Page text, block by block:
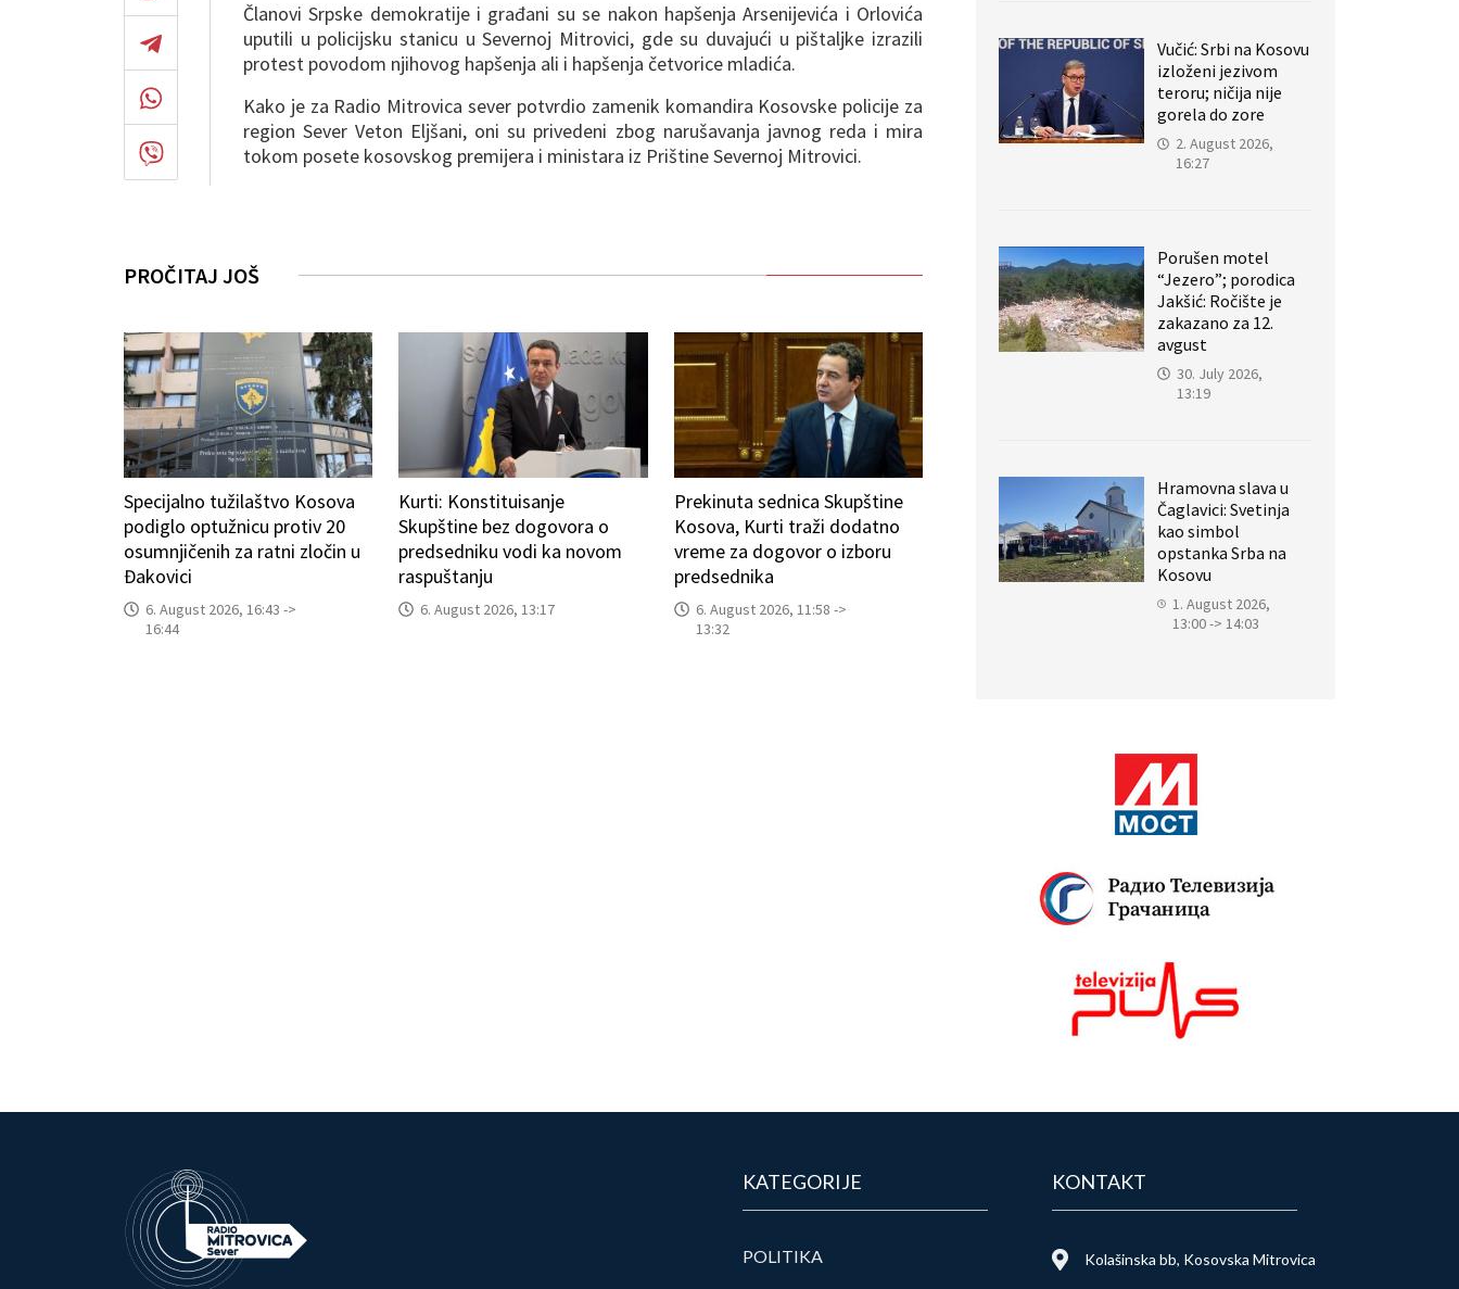
Članovi Srpske demokratije i građani su se nakon hapšenja Arsenijevića i Orlovića
uputili u policijsku stanicu u Severnoj Mitrovici, gde su duvajući u pištaljke izrazili
protest povodom njihovog hapšenja ali i hapšenja četvorice mladića.
Kako je za Radio Mitrovica sever potvrdio zamenik komandira Kosovske policije za
region Sever Veton Eljšani, oni su privedeni zbog narušavanja javnog reda i mira
tokom posete kosovskog premijera i ministara iz Prištine Severnoj Mitrovici.
PROČITAJ JOŠ
Specijalno tužilaštvo Kosova
podiglo optužnicu protiv 20
osumnjičenih za ratni zločin u
Đakovici
6. August 2026, 16:43 ->
16:44
Kurti: Konstituisanje
Skupštine bez dogovora o
predsedniku vodi ka novom
raspuštanju
6. August 2026, 13:17
Prekinuta sednica Skupštine
Kosova, Kurti traži dodatno
vreme za dogovor o izboru
predsednika
6. August 2026, 11:58 ->
13:32
Vučić: Srbi na Kosovu
izloženi jezivom
teroru; ničija nije
gorela do zore
2. August 2026,
16:27
Porušen motel
“Jezero”; porodica
Jakšić: Ročište je
zakazano za 12.
avgust
30. July 2026,
13:19
Hramovna slava u
Čaglavici: Svetinja
kao simbol
opstanka Srba na
Kosovu
1. August 2026,
13:00 -> 14:03
KATEGORIJE
POLITIKA
KONTAKT
Kolašinska bb, Kosovska Mitrovica